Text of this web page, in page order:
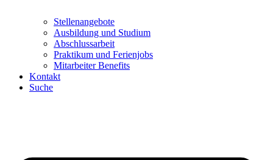
Stellenangebote
Ausbildung und Studium
Abschlussarbeit
Praktikum und Ferienjobs
Mitarbeiter Benefits
Kontakt
Suche